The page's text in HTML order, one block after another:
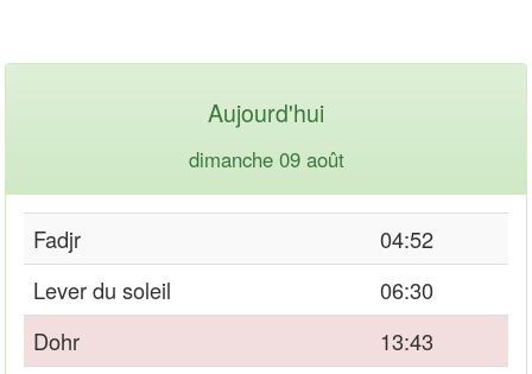
Aujourd'hui
dimanche 09 août
Fadjr
04:52
Lever du soleil
06:30
Dohr
13:43